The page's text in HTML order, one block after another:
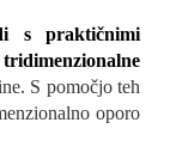
s praktičnimi
S pomočjo teh
oporo